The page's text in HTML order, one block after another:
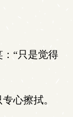
“只是觉得
心擦拭。